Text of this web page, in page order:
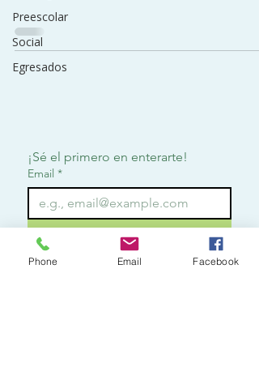
Preescolar
Social
Egresados
¡Sé el primero en enterarte!
Email *
Suscribirme
Quiero suscribirme para
Phone Email Facebook